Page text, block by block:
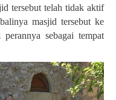
tersebut telah tidak aktif
masjid tersebut ke
sebagai tempat